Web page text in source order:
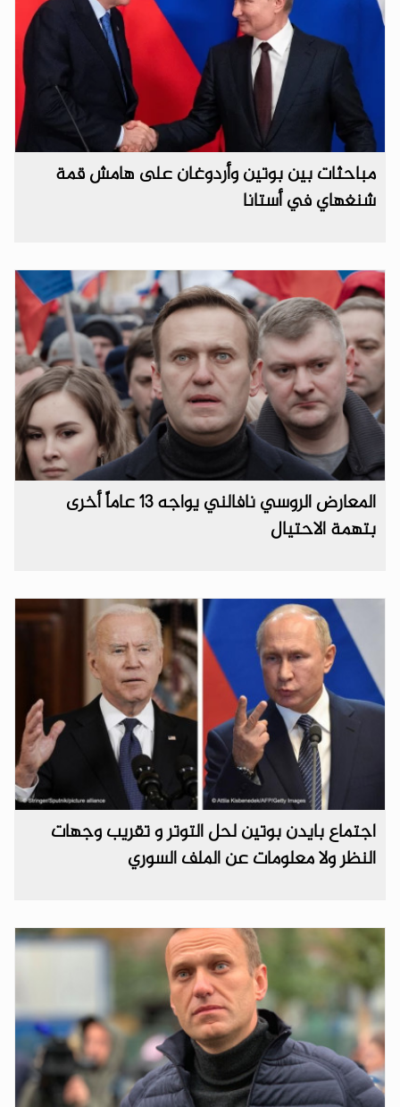
مباحثات بين بوتين وأردوغان على هامش قمة
شنغهاي في أستانا
المعارض الروسي نافالني يواجه 13 عاماً أخرى
بتهمة الاحتيال
اجتماع بايدن بوتين لحل التوتر و تقريب وجهات
النظر ولا معلومات عن الملف السوري